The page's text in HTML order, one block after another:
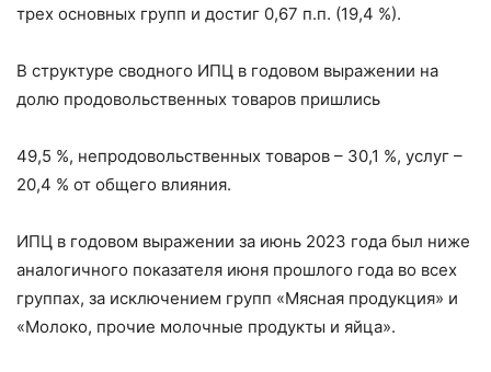
трех основных групп и достиг 0,67 п.п. (19,4 %).
В структуре сводного ИПЦ в годовом выражении на
долю продовольственных товаров пришлись
49,5 %, непродовольственных товаров – 30,1 %, услуг –
20,4 % от общего влияния.
ИПЦ в годовом выражении за июнь 2023 года был ниже
аналогичного показателя июня прошлого года во всех
группах, за исключением групп «Мясная продукция» и
«Молоко, прочие молочные продукты и яйца».